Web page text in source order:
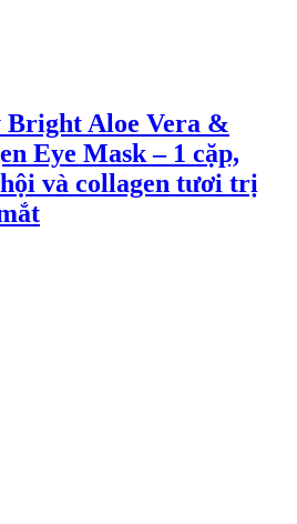
Bright Aloe Vera &
Eye Mask – 1 cặp,
và collagen tươi trị